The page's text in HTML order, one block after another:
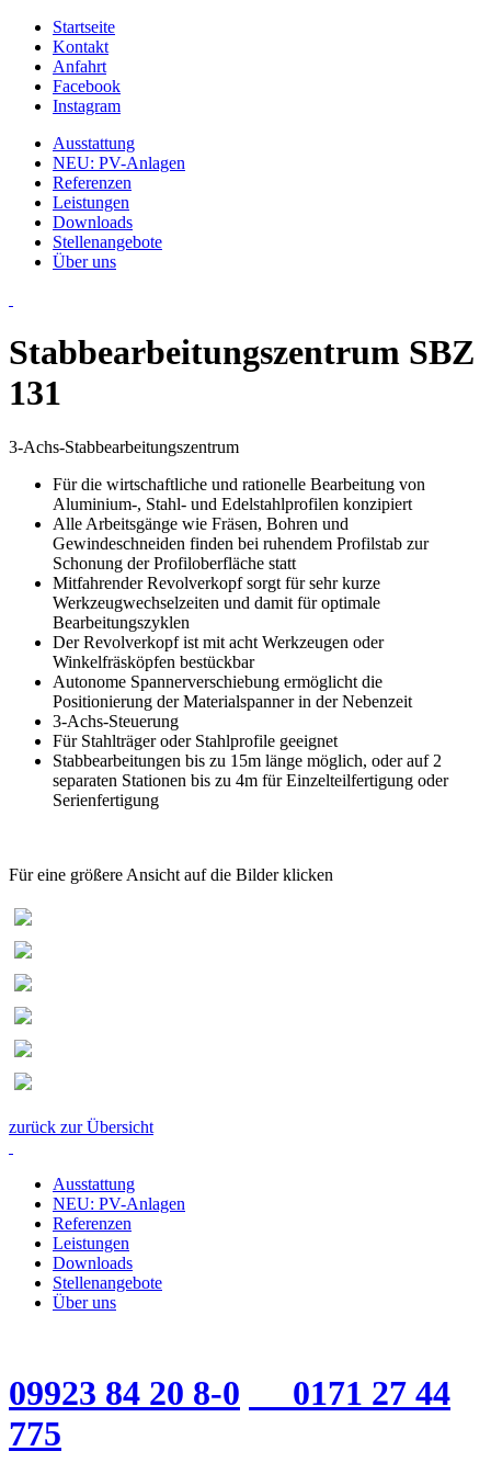
Startseite
Kontakt
Anfahrt
Facebook
Instagram
Ausstattung
NEU: PV-Anlagen
Referenzen
Leistungen
Downloads
Stellenangebote
Über uns
Stabbearbeitungszentrum SBZ
131
3-Achs-Stabbearbeitungszentrum
Für die wirtschaftliche und rationelle Bearbeitung von
Aluminium-, Stahl- und Edelstahlprofilen konzipiert
Alle Arbeitsgänge wie Fräsen, Bohren und
Gewindeschneiden finden bei ruhendem Profilstab zur
Schonung der Profiloberfläche statt
Mitfahrender Revolverkopf sorgt für sehr kurze
Werkzeugwechselzeiten und damit für optimale
Bearbeitungszyklen
Der Revolverkopf ist mit acht Werkzeugen oder
Winkelfräsköpfen bestückbar
Autonome Spannerverschiebung ermöglicht die
Positionierung der Materialspanner in der Nebenzeit
3-Achs-Steuerung
Für Stahlträger oder Stahlprofile geeignet
Stabbearbeitungen bis zu 15m länge möglich, oder auf 2
separaten Stationen bis zu 4m für Einzelteilfertigung oder
Serienfertigung
Für eine größere Ansicht auf die Bilder klicken
zurück zur Übersicht
Ausstattung
NEU: PV-Anlagen
Referenzen
Leistungen
Downloads
Stellenangebote
Über uns
09923 84 20 8-0
0171 27 44
775